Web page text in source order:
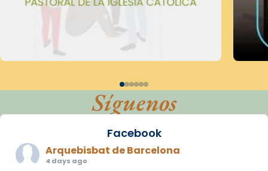
Síguenos
Facebook
Arquebisbat de Barcelona
4 days ago